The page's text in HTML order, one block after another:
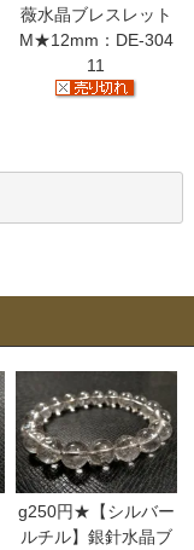
薇水晶ブレスレット
M★12mm：DE-304
11
g250円★【シルバー
ルチル】銀針水晶ブ